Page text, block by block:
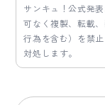
サンキュ！公式発
可なく複製、転載
行為を含む）を禁
対処します。